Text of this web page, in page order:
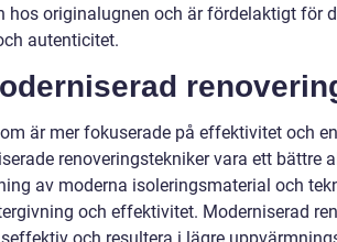
hos originalugnen och är fördelaktigt för
autenticitet.
är mer fokuserade på effektivitet och
renoveringstekniker vara ett bättre
av moderna isoleringsmaterial och
och effektivitet. Moderniserad